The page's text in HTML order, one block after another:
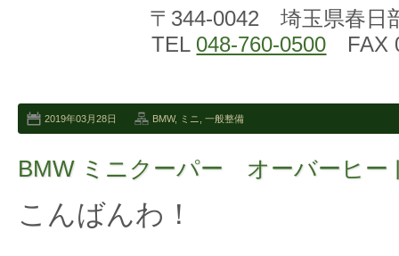
〒344-0042 埼玉県春日
TEL 048-760-0500 FAX
2019年03月28日 BMW, ミニ 一般整備
BMW ミニクーパー オーバーヒ
こんばんわ！